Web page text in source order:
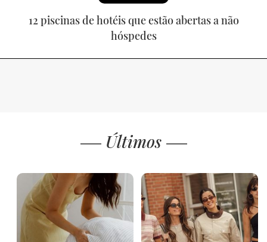
12 piscinas de hotéis que estão abertas a não
hóspedes
Últimos